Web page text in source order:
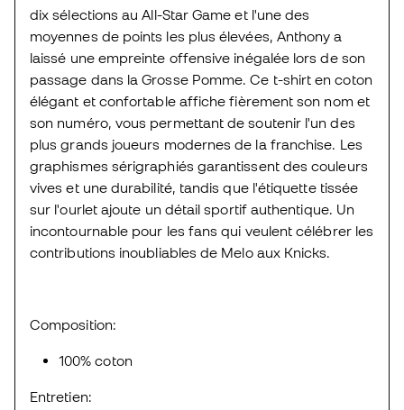
dix sélections au All-Star Game et l'une des
moyennes de points les plus élevées, Anthony a
laissé une empreinte offensive inégalée lors de son
passage dans la Grosse Pomme. Ce t-shirt en coton
élégant et confortable affiche fièrement son nom et
son numéro, vous permettant de soutenir l'un des
plus grands joueurs modernes de la franchise. Les
graphismes sérigraphiés garantissent des couleurs
vives et une durabilité, tandis que l'étiquette tissée
sur l'ourlet ajoute un détail sportif authentique. Un
incontournable pour les fans qui veulent célébrer les
contributions inoubliables de Melo aux Knicks.
Composition:
100% coton
Entretien: